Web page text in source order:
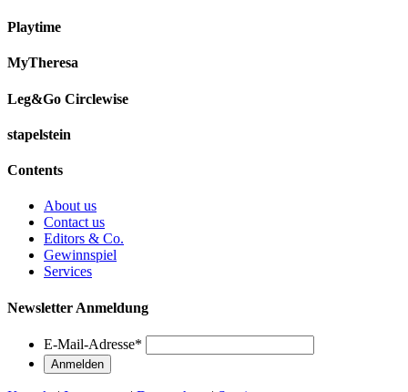
Playtime
MyTheresa
Leg&Go Circlewise
stapelstein
Contents
About us
Contact us
Editors & Co.
Gewinnspiel
Services
Newsletter Anmeldung
E-Mail-Adresse*